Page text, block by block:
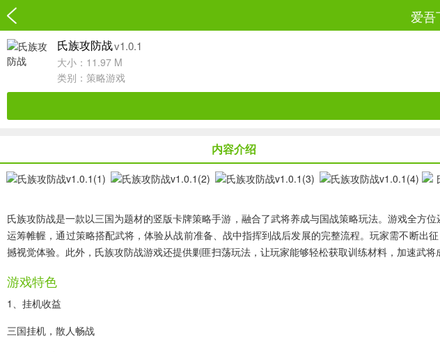
爱吾
氏族攻防战v1.0.1
大小：11.97 M
类别： 策略游戏
内容介绍
氏族攻防战是一款以三国为题材的竖版卡牌策略手游，融合了武将养成与国战策略玩法。游戏全方
运筹帷幄，通过策略搭配武将，体验从战前准备、战中指挥到战后发展的完整流程。玩家需不断
撼视觉体验。此外，氏族攻防战游戏还提供剿匪扫荡玩法，让玩家能够轻松获取训练材料，加速武
游戏特色
1、挂机收益
三国挂机，散人畅战